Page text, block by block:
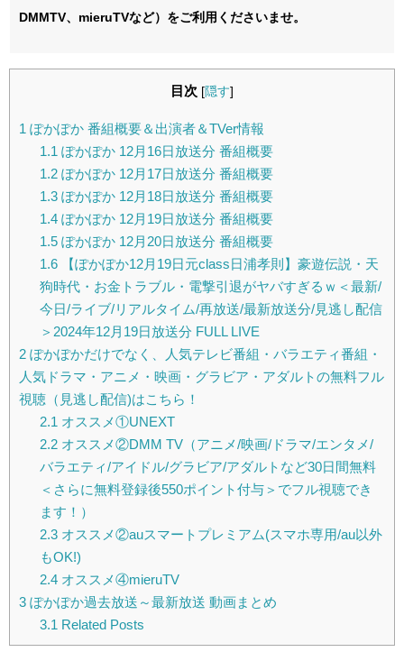
DMMTV、mieruTVなど）をご利用くださいませ。
目次 [隠す]
1 ぽかぽか 番組概要＆出演者＆TVer情報
1.1 ぽかぽか 12月16日放送分 番組概要
1.2ぽかぽか 12月17日放送分 番組概要
1.3ぽかぽか 12月18日放送分 番組概要
1.4ぽかぽか 12月19日放送分 番組概要
1.5ぽかぽか 12月20日放送分 番組概要
1.6【ぽかぽか12月19日元class日浦孝則】豪遊伝説・天
狗時代・お金トラブル・電撃引退がヤバすぎるｗ＜最新/
今日/ライブ/リアルタイム/再放送/最新放送分/見逃し配信
＞2024年12月19日放送分 FULL LIVE
2 ぽかぽかだけでなく、人気テレビ番組・バラエティ番組・
人気ドラマ・アニメ・映画・グラビア・アダルトの無料フル
視聴（見逃し配信)はこちら！
2.1 オススメ①UNEXT
2.2オススメ②DMM TV（アニメ/映画/ドラマ/エンタメ/
バラエティ/アイドル/グラビア/アダルトなど30日間無料
＜さらに無料登録後550ポイント付与＞でフル視聴でき
ます！）
2.3オススメ②auスマートプレミアム(スマホ専用/au以外
もOK!)
2.4オススメ④mieruTV
3 ぽかぽか過去放送～最新放送 動画まとめ
3.1 Related Posts